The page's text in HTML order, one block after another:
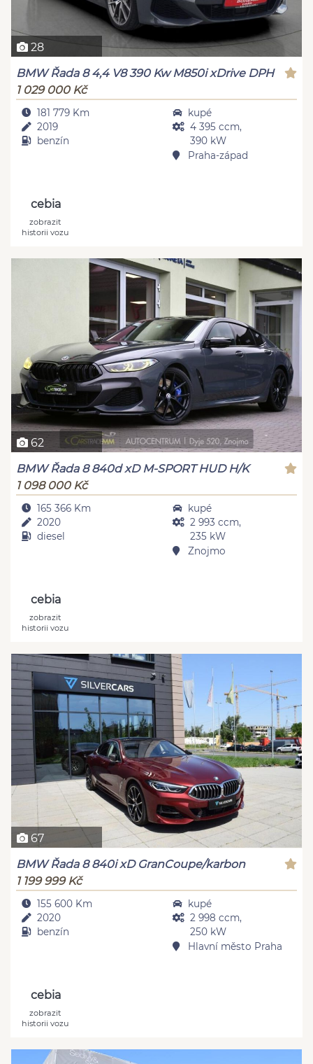
28
BMW Řada 8 4,4 V8 390 Kw M850i xDrive DPH
1 029 000 Kč
181 779 Km
2019
benzín
kupé
4 395 ccm,
390 kW
Praha-západ
cebia
zobrazit
historii vozu
62
BMW Řada 8 840d xD M-SPORT HUD H/K
1 098 000 Kč
165 366 Km
2020
diesel
kupé
2 993 ccm,
235 kW
Znojmo
cebia
zobrazit
historii vozu
67
BMW Řada 8 840i xD GranCoupe/karbon
1 199 999 Kč
155 600 Km
2020
benzín
kupé
2 998 ccm,
250 kW
Hlavní město Praha
cebia
zobrazit
historii vozu